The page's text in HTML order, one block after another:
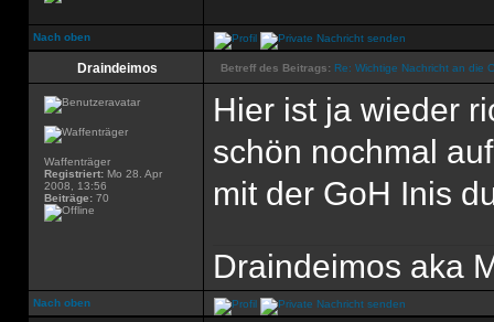
Nach oben
Draindeimos Betreff des Beitrags: Re: Wichtige Nachricht an die
Waffenträger
Registriert: Mo 28. Apr
2008, 13:56
Beiträge: 70
Hier ist ja wieder
schön nochmal
mit der GoH Inis
Draindeimos aka
Nach oben